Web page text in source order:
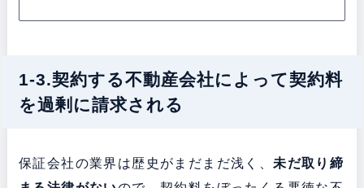
1-3.契約する不動産会社によって契約料
を過剰に請求される
保証会社の業界は歴史がまだまだ浅く、未だ取り締